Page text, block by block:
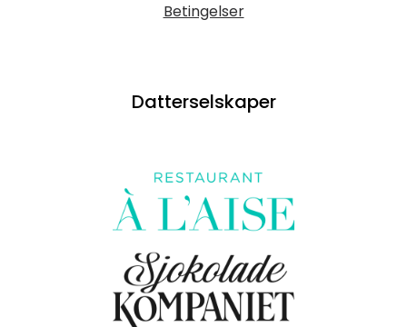
Betingelser
Datterselskaper